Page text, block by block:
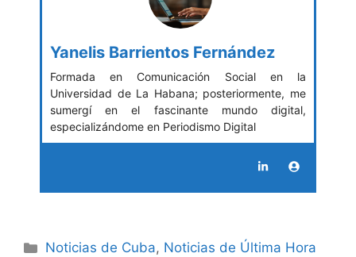
Yanelis Barrientos Fernández
Formada en Comunicación Social en la
Universidad de La Habana; posteriormente, me
sumergí en el fascinante mundo digital,
especializándome en Periodismo Digital
Categories
Noticias de Cuba, Noticias de Última Hora